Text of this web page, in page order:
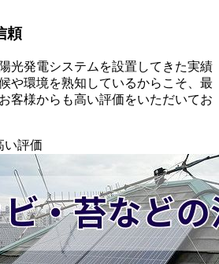
頼
光発電システムを設置してきた実績
や環境を熟知しているからこそ、最
客様からも高い評価をいただいてお
い評価